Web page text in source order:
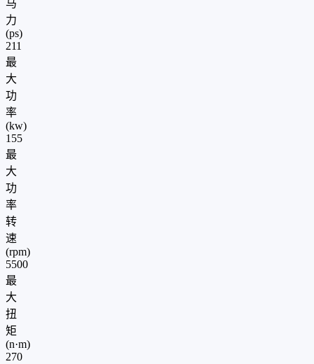
马
力
(ps)
211
最
大
功
率
(kw)
155
最
大
功
率
转
速
(rpm)
5500
最
大
扭
矩
(n·m)
270